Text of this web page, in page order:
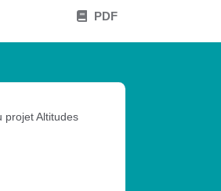
PDF
projet Altitudes